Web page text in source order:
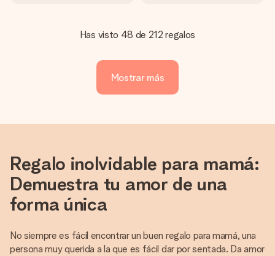
Has visto 48 de 212 regalos
Mostrar más
Regalo inolvidable para mamá:
Demuestra tu amor de una
forma única
No siempre es fácil encontrar un buen regalo para mamá, una
persona muy querida a la que es fácil dar por sentada. Da amor